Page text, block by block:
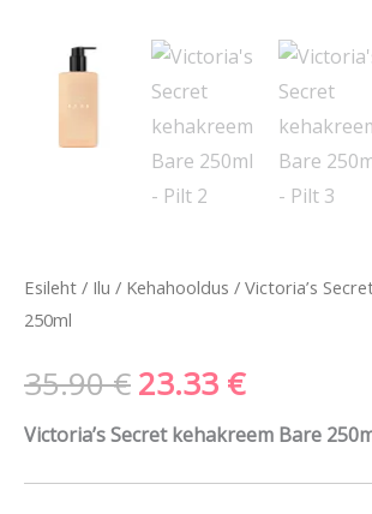
Esileht / Ilu / Kehahooldus / Victoria’s
250ml
35.90€23.33 €
Victoria’s Secret kehakreem Bare